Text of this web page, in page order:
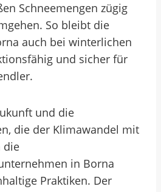
Schneemengen zügig
So bleibt die
auch bei winterlichen
und sicher für
und die
die der Klimawandel mit
die
in Borna
Praktiken. Der